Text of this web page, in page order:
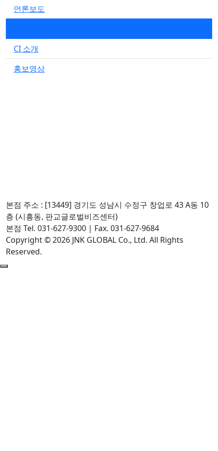
언론보도
CI 소개
홍보영상
본점 주소 : [13449] 경기도 성남시 수정구 창업로 43 A동 10
층 (시흥동, 판교글로벌비즈센터)
본점 Tel. 031-627-9300 | Fax. 031-627-9684
Copyright © 2026 JNK GLOBAL Co., Ltd. All Rights
Reserved.